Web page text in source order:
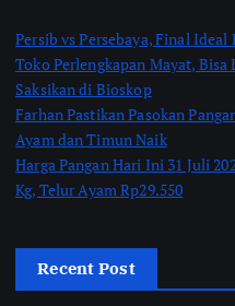
Persib vs Persebaya, Final Ideal
Toko Perlengkapan Mayat,
Saksikan di Bioskop
Farhan Pastikan Pasokan
Ayam dan Timun Naik
Harga Pangan Hari Ini 31 Juli
Kg, Telur Ayam Rp29.550
Recent Post